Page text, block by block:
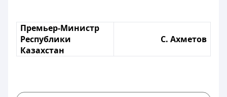
Премьер-Министр
Республики
Казахстан
С. Ахметов